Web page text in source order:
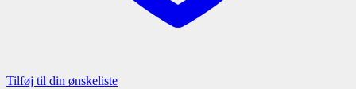
Tilføj til din ønskeliste